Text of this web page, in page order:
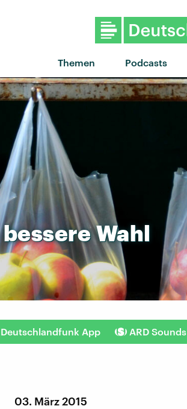
Themen Podcasts
bessereWahl
Deutschlandfunk App ARD Sounds
03. März 2015